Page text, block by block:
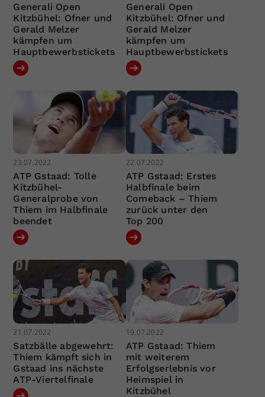
Generali Open
Kitzbühel: Ofner und
Gerald Melzer
kämpfen um
Hauptbewerbstickets
Generali Open
Kitzbühel: Ofner und
Gerald Melzer
kämpfen um
Hauptbewerbstickets
23.07.2022
ATP Gstaad: Tolle
Kitzbühel-
Generalprobe von
Thiem im Halbfinale
beendet
22.07.2022
ATP Gstaad: Erstes
Halbfinale beim
Comeback – Thiem
zurück unter den
Top 200
21.07.2022
Satzbälle abgewehrt:
Thiem kämpft sich in
Gstaad ins nächste
ATP-Viertelfinale
19.07.2022
ATP Gstaad: Thiem
mit weiterem
Erfolgserlebnis vor
Heimspiel in
Kitzbühel